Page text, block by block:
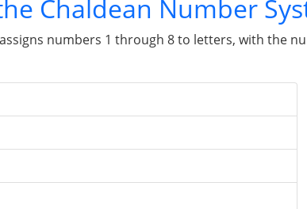
Chaldean Number
numbers 1 through 8 to letters, with the